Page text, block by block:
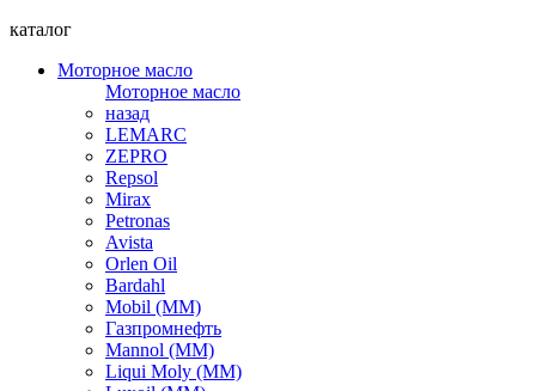
каталог
Моторное масло
Моторное масло
назад
LEMARC
ZEPRO
Repsol
Mirax
Petronas
Avista
Orlen Oil
Bardahl
Mobil (ММ)
Газпромнефть
Mannol (ММ)
Liqui Moly (ММ)